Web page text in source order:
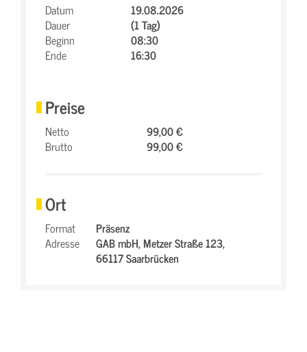
Datum
19.08.2026
Dauer
(1 Tag)
Beginn
08:30
Ende
16:30
Preise
Netto
99,00 €
Brutto
99,00 €
Ort
Format
Präsenz
Adresse
GAB mbH,Metzer Straße 123,
66117 Saarbrücken